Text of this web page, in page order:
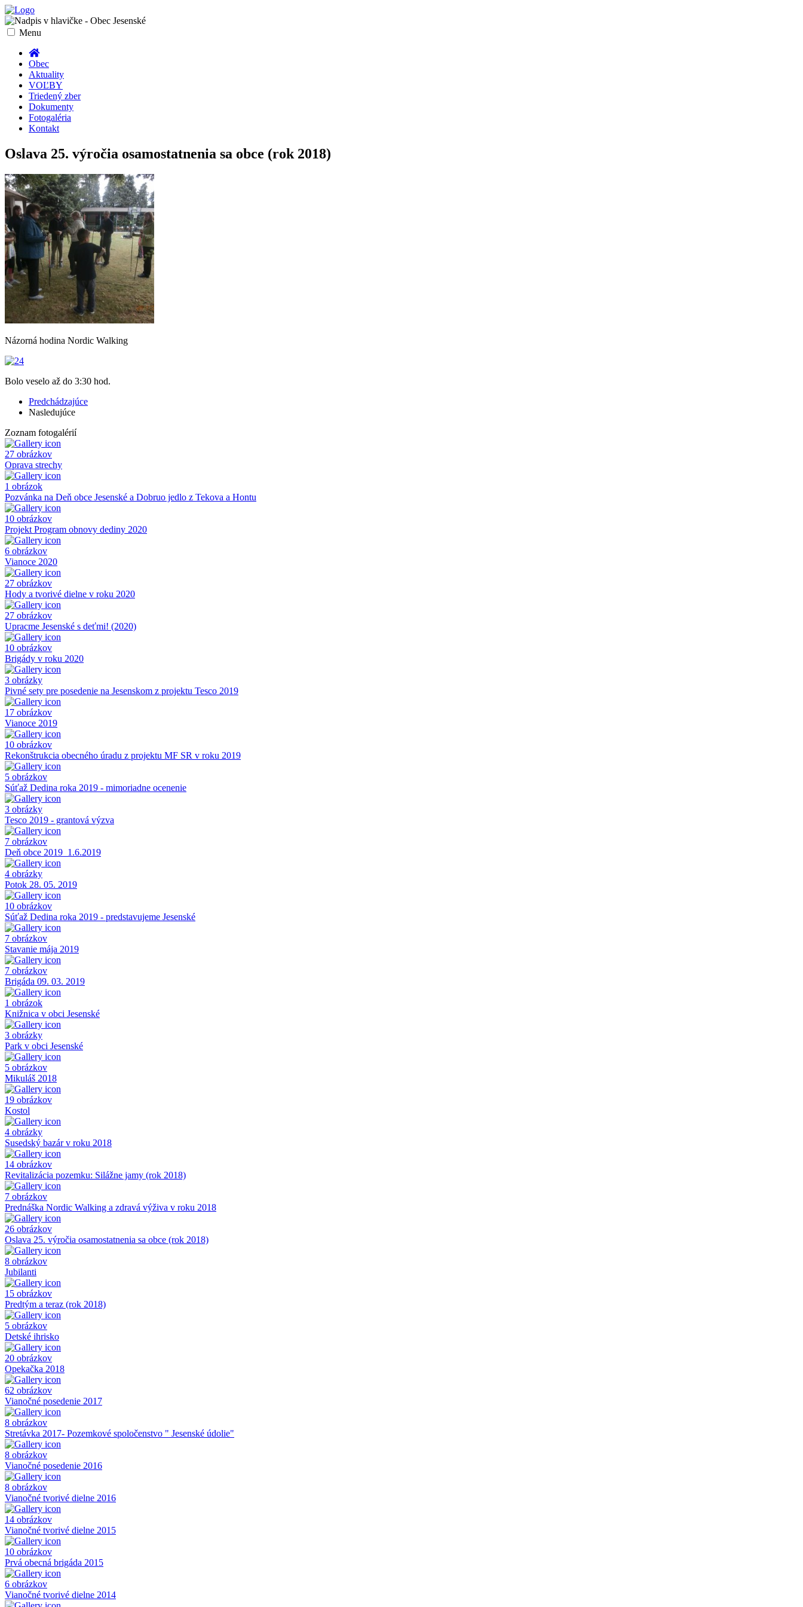
Toggle
Menu
Obec
Aktuality
VOĽBY
Triedený zber
Dokumenty
Fotogaléria
Kontakt
Oslava 25. výročia osamostatnenia sa obce (rok 2018)
Názorná hodina Nordic Walking
Bolo veselo až do 3:30 hod.
Predchádzajúce
Nasledujúce
Zoznam fotogalérií
27 obrázkov
Oprava strechy
1 obrázok
Pozvánka na Deň obce Jesenské a Dobruo jedlo z Tekova a Hontu
10 obrázkov
Projekt Program obnovy dediny 2020
6 obrázkov
Vianoce 2020
27 obrázkov
Hody a tvorivé dielne v roku 2020
27 obrázkov
Upracme Jesenské s deťmi! (2020)
10 obrázkov
Brigády v roku 2020
3 obrázky
Pivné sety pre posedenie na Jesenskom z projektu Tesco 2019
17 obrázkov
Vianoce 2019
10 obrázkov
Rekonštrukcia obecného úradu z projektu MF SR v roku 2019
5 obrázkov
Súťaž Dedina roka 2019 - mimoriadne ocenenie
3 obrázky
Tesco 2019 - grantová výzva
7 obrázkov
Deň obce 2019_1.6.2019
4 obrázky
Potok 28. 05. 2019
10 obrázkov
Súťaž Dedina roka 2019 - predstavujeme Jesenské
7 obrázkov
Stavanie mája 2019
7 obrázkov
Brigáda 09. 03. 2019
1 obrázok
Knižnica v obci Jesenské
3 obrázky
Park v obci Jesenské
5 obrázkov
Mikuláš 2018
19 obrázkov
Kostol
4 obrázky
Susedský bazár v roku 2018
14 obrázkov
Revitalizácia pozemku: Silážne jamy (rok 2018)
7 obrázkov
Prednáška Nordic Walking a zdravá výživa v roku 2018
26 obrázkov
Oslava 25. výročia osamostatnenia sa obce (rok 2018)
8 obrázkov
Jubilanti
15 obrázkov
Predtým a teraz (rok 2018)
5 obrázkov
Detské ihrisko
20 obrázkov
Opekačka 2018
62 obrázkov
Vianočné posedenie 2017
8 obrázkov
Stretávka 2017- Pozemkové spoločenstvo " Jesenské údolie"
8 obrázkov
Vianočné posedenie 2016
8 obrázkov
Vianočné tvorivé dielne 2016
14 obrázkov
Vianočné tvorivé dielne 2015
10 obrázkov
Prvá obecná brigáda 2015
6 obrázkov
Vianočné tvorivé dielne 2014